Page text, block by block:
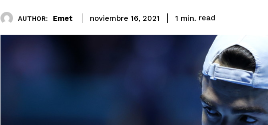
AUTHOR: Emet noviembre 16, 2021 1 min. read